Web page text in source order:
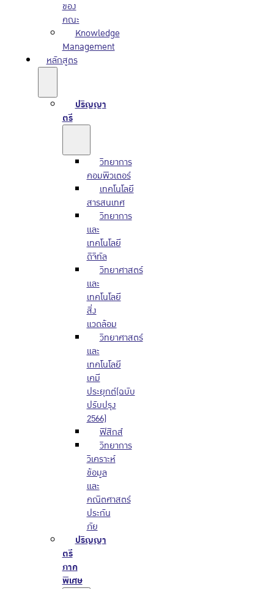
ของ
คณะ
Knowledge
Management
หลักสูตร
ปริญญา
ตรี
วิทยาการ
คอมพิวเตอร์
เทคโนโลยี
สารสนเทศ
วิทยาการ
และ
เทคโนโลยี
ดิจิทัล
วิทยาศาสตร์
และ
เทคโนโลยี
สิ่ง
แวดล้อม
วิทยาศาสตร์
และ
เทคโนโลยี
เคมี
ประยุกต์(ฉบับ
ปรับปรุง
2566)
ฟิสิกส์
วิทยาการ
วิเคราะห์
ข้อมูล
และ
คณิตศาสตร์
ประกัน
ภัย
ปริญญา
ตรี
ภาค
พิเศษ